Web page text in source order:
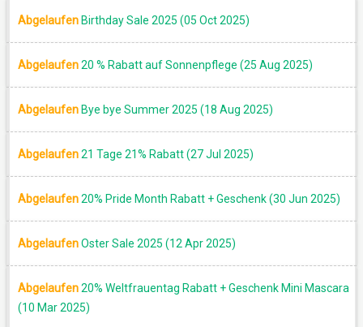
Abgelaufen Birthday Sale 2025 (05 Oct 2025)
Abgelaufen20 % Rabatt auf Sonnenpflege (25 Aug 2025)
Abgelaufen Bye bye Summer 2025 (18 Aug 2025)
Abgelaufen21 Tage 21% Rabatt (27 Jul 2025)
Abgelaufen20% Pride Month Rabatt + Geschenk (30 Jun 2025)
AbgelaufenOster Sale 2025 (12 Apr 2025)
Abgelaufen20% Weltfrauentag Rabatt + Geschenk Mini Mascara
(10 Mar 2025)